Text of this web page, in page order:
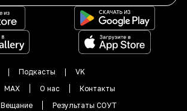
Подкасты
VK
MAX О нас
Контакты
Вещание Результаты СОУТ